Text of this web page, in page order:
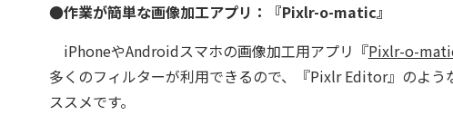
●作業が簡単な画像加工アプリ：『Pixlr-o-matic』
iPhoneやAndroidスマホの画像加工用アプリ『Pixlr-o-
多くのフィルターが利用できるので、『Pixlr Editor』のよ
ススメです。